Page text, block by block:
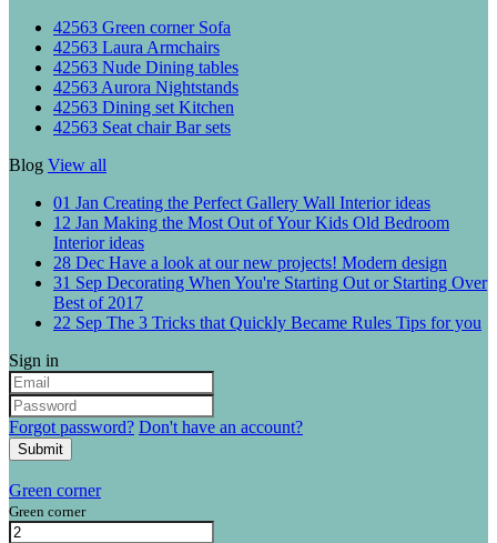
42563 Green corner Sofa
42563 Laura Armchairs
42563 Nude Dining tables
42563 Aurora Nightstands
42563 Dining set Kitchen
42563 Seat chair Bar sets
Blog View all
01 Jan Creating the Perfect Gallery Wall Interior ideas
12 Jan Making the Most Out of Your Kids Old Bedroom
Interior ideas
28 Dec Have a look at our new projects! Modern design
31 Sep Decorating When You're Starting Out or Starting Over
Best of 2017
22 Sep The 3 Tricks that Quickly Became Rules Tips for you
Sign in
Forgot password? Don't have an account?
Submit
Green corner
Green corner